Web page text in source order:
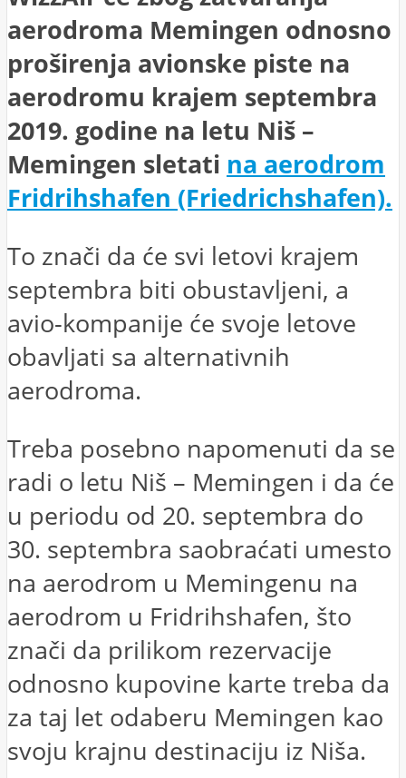
aerodroma Memingen odnosno
proširenja avionske piste na
aerodromu krajem septembra
2019. godine na letu Niš –
Memingen sletati na aerodrom
Fridrihshafen (Friedrichshafen).
To znači da će svi letovi krajem
septembra biti obustavljeni, a
avio-kompanije će svoje letove
obavljati sa alternativnih
aerodroma.
Treba posebno napomenuti da se
radi o letu Niš – Memingen i da će
u periodu od 20. septembra do
30. septembra saobraćati umesto
na aerodrom u Memingenu na
aerodrom u Fridrihshafen, što
znači da prilikom rezervacije
odnosno kupovine karte treba da
za taj let odaberu Memingen kao
svoju krajnu destinaciju iz Niša.